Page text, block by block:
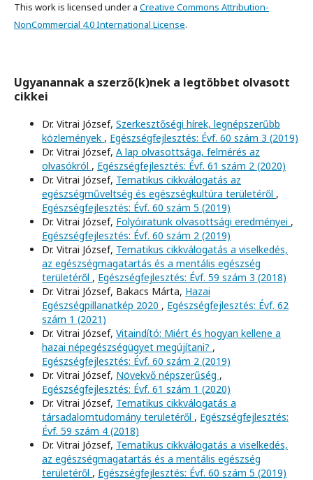
This work is licensed under a Creative Commons Attribution-
NonCommercial 4.0 International License.
Ugyanannak a szerző(k)nek a legtöbbet olvasott
cikkei
Dr. Vitrai József, Szerkesztőségi hírek, legnépszerűbb
közlemények , Egészségfejlesztés: Évf. 60 szám 3 (2019)
Dr. Vitrai József, A lap olvasottsága, felmérés az
olvasókról , Egészségfejlesztés: Évf. 61 szám 2 (2020)
Dr. Vitrai József, Tematikus cikkválogatás az
egészségműveltség és egészségkultúra területéről ,
Egészségfejlesztés: Évf. 60 szám 5 (2019)
Dr. Vitrai József, Folyóiratunk olvasottsági eredményei ,
Egészségfejlesztés: Évf. 60 szám 2 (2019)
Dr. Vitrai József, Tematikus cikkválogatás a viselkedés,
az egészségmagatartás és a mentális egészség
területéről , Egészségfejlesztés: Évf. 59 szám 3 (2018)
Dr. Vitrai József, Bakacs Márta, Hazai
Egészségpillanatkép 2020 , Egészségfejlesztés: Évf. 62
szám 1 (2021)
Dr. Vitrai József, Vitaindító: Miért és hogyan kellene a
hazai népegészségügyet megújítani? ,
Egészségfejlesztés: Évf. 60 szám 2 (2019)
Dr. Vitrai József, Növekvő népszerűség ,
Egészségfejlesztés: Évf. 61 szám 1 (2020)
Dr. Vitrai József, Tematikus cikkválogatás a
társadalomtudomány területéről , Egészségfejlesztés:
Évf. 59 szám 4 (2018)
Dr. Vitrai József, Tematikus cikkválogatás a viselkedés,
az egészségmagatartás és a mentális egészség
területéről , Egészségfejlesztés: Évf. 60 szám 5 (2019)